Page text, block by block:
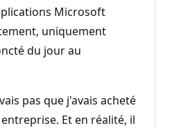
Microsoft
uniquement
du jour au
pas que j'avais acheté
Et en réalité, il